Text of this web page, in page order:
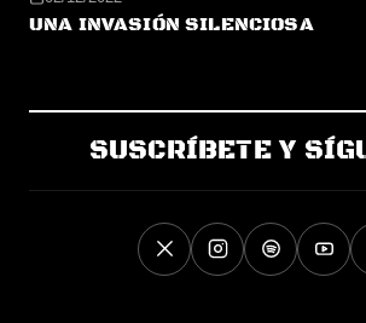
UNA INVASIÓN SILENCIOSA
SUSCRÍBETE Y